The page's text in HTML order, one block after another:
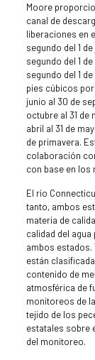
Moore
canal de
liberaciones en
segundo del 1
segundo del 1
segundo del 1
pies cúbicos por
junio al 30 de
octubre al 31 de
abril al 31 de
de primavera.
colaboración
con base en los
El río
tanto, ambos
materia de
calidad del
ambos estados.
están
contenido de
atmosférica de
monitoreos de
tejido de los
estatales sobre
del monitoreo.